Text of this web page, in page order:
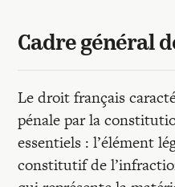
Cadre général
Le droit français
pénale par la
essentiels : l’élément
constitutif de